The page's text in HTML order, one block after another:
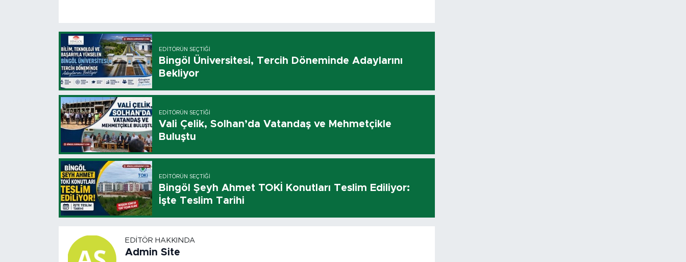
EDITÖRÜN SEÇTIĞI
Bingöl Üniversitesi, Tercih Döneminde Adaylarını
Bekliyor
EDITÖRÜN SEÇTIĞI
Vali Çelik, Solhan’da Vatandaş ve Mehmetçikle
Buluştu
EDITÖRÜN SEÇTIĞI
Bingöl Şeyh Ahmet TOKİ Konutları Teslim Ediliyor:
İşte Teslim Tarihi
EDITÖR HAKKINDA
Admin Site